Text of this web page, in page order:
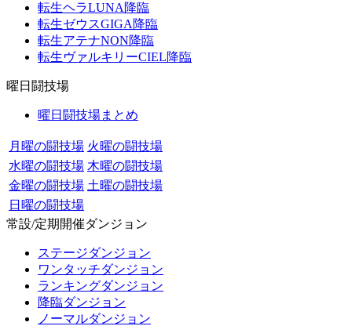
転生ヘラLUNA降臨
転生ゼウスGIGA降臨
転生アテナNON降臨
転生ヴァルキリーCIEL降臨
曜日闘技場
曜日闘技場まとめ
月曜の闘技場 火曜の闘技場
水曜の闘技場 木曜の闘技場
金曜の闘技場 土曜の闘技場
日曜の闘技場
常設/定期開催ダンジョン
ステージダンジョン
ワンタッチダンジョン
ランキングダンジョン
降臨ダンジョン
ノーマルダンジョン